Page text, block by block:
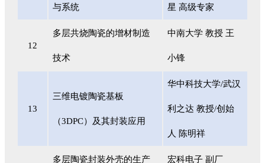
与系统 星 高级专家
12
多层共烧陶瓷的增材制造
技术
中南大学 教授 王
小锋
13
三维电镀陶瓷基板
（3DPC）及其封装应用
华中科技大学/武汉
利之达 教授/创始
人 陈明祥
多层陶瓷封装外壳的生产 宏科电子 副厂